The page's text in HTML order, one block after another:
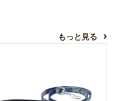
もっと見る